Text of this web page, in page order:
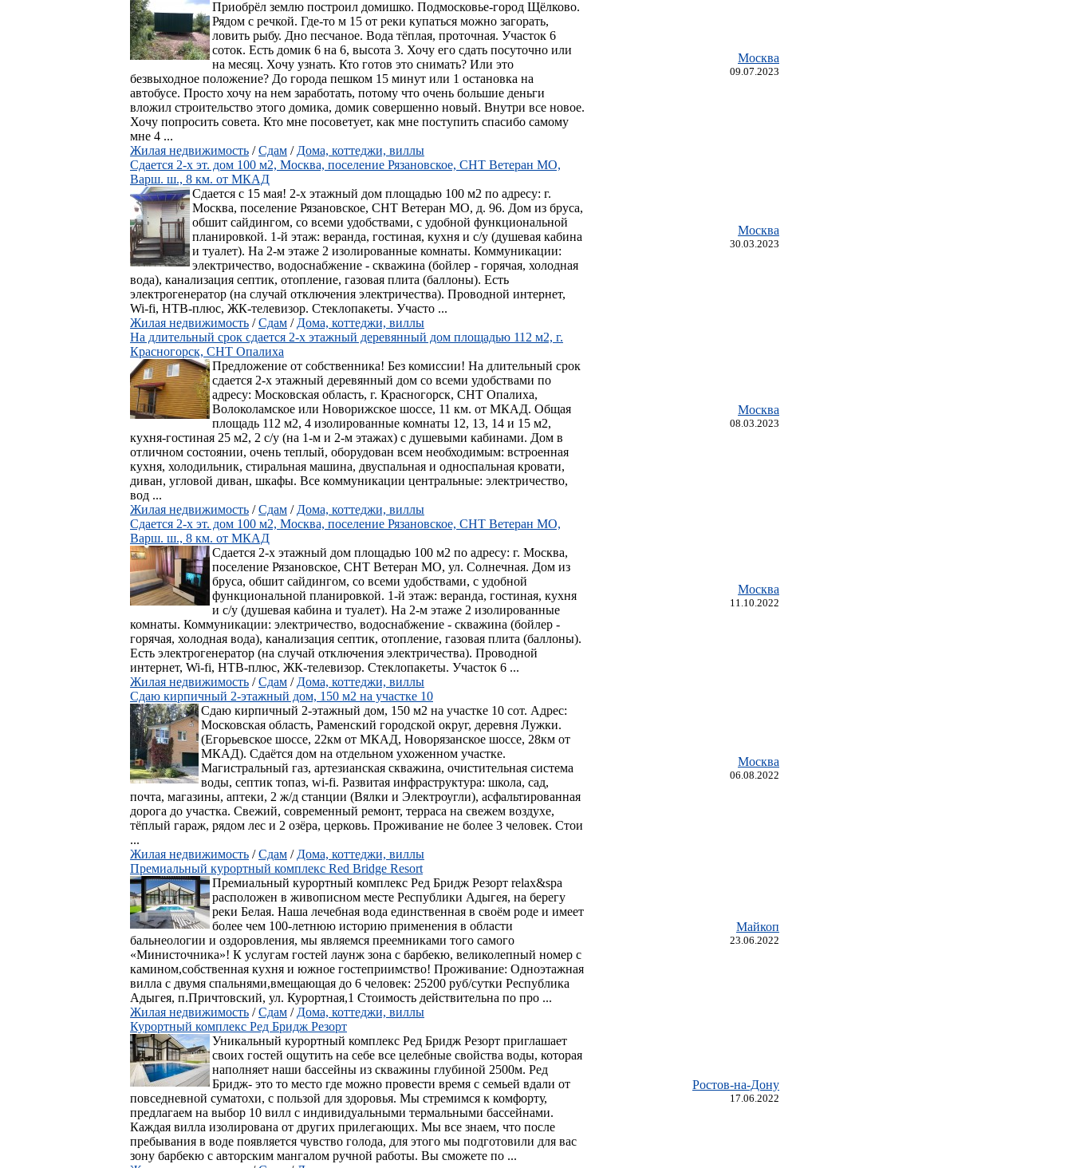
Приобрёл землю построил домишко. Подмосковье-город Щёлково.
Рядом с речкой. Где-то м 15 от реки купаться можно загорать,
ловить рыбу. Дно песчаное. Вода тёплая, проточная. Участок 6
соток. Есть домик 6 на 6, высота 3. Хочу его сдать посуточно или
на месяц. Хочу узнать. Кто готов это снимать? Или это
безвыходное положение? До города пешком 15 минут или 1 остановка на
автобусе. Просто хочу на нем заработать, потому что очень большие деньги
вложил строительство этого домика, домик совершенно новый. Внутри все новое.
Хочу попросить совета. Кто мне посоветует, как мне поступить спасибо самому
мне 4 ...
Москва
09.07.2023
Жилая недвижимость /Сдам / Дома, коттеджи, виллы
Сдается 2-х эт. дом 100 м2, Москва, поселение Рязановское, СНТ Ветеран МО,
Варш. ш., 8 км. от МКАД
Сдается с 15 мая! 2-х этажный дом площадью 100 м2 по адресу: г.
Москва, поселение Рязановское, СНТ Ветеран МО, д. 96. Дом из бруса,
обшит сайдингом, со всеми удобствами, с удобной функциональной
планировкой. 1-й этаж: веранда, гостиная, кухня и с/у (душевая кабина
и туалет). На 2-м этаже 2 изолированные комнаты. Коммуникации:
электричество, водоснабжение - скважина (бойлер - горячая, холодная
вода), канализация септик, отопление, газовая плита (баллоны). Есть
электрогенератор (на случай отключения электричества). Проводной интернет,
Wi-fi, НТВ-плюс, ЖК-телевизор. Стеклопакеты. Участо ...
Москва
30.03.2023
Жилая недвижимость /Сдам / Дома, коттеджи, виллы
На длительный срок сдается 2-х этажный деревянный дом площадью 112 м2, г.
Красногорск, СНТ Опалиха
Предложение от собственника! Без комиссии! На длительный срок
сдается 2-х этажный деревянный дом со всеми удобствами по
адресу: Московская область, г. Красногорск, СНТ Опалиха,
Волоколамское или Новорижское шоссе, 11 км. от МКАД. Общая
площадь 112 м2, 4 изолированные комнаты 12, 13, 14 и 15 м2,
кухня-гостиная 25 м2, 2 с/у (на 1-м и 2-м этажах) с душевыми кабинами. Дом в
отличном состоянии, очень теплый, оборудован всем необходимым: встроенная
кухня, холодильник, стиральная машина, двуспальная и односпальная кровати,
диван, угловой диван, шкафы. Все коммуникации центральные: электричество,
вод ...
Москва
08.03.2023
Жилая недвижимость /Сдам / Дома, коттеджи, виллы
Сдается 2-х эт. дом 100 м2, Москва, поселение Рязановское, СНТ Ветеран МО,
Варш. ш., 8 км. от МКАД
Сдается 2-х этажный дом площадью 100 м2 по адресу: г. Москва,
поселение Рязановское, СНТ Ветеран МО, ул. Солнечная. Дом из
бруса, обшит сайдингом, со всеми удобствами, с удобной
функциональной планировкой. 1-й этаж: веранда, гостиная, кухня
и с/у (душевая кабина и туалет). На 2-м этаже 2 изолированные
комнаты. Коммуникации: электричество, водоснабжение - скважина (бойлер -
горячая, холодная вода), канализация септик, отопление, газовая плита (баллоны).
Есть электрогенератор (на случай отключения электричества). Проводной
интернет, Wi-fi, НТВ-плюс, ЖК-телевизор. Стеклопакеты. Участок 6 ...
Москва
11.10.2022
Жилая недвижимость /Сдам / Дома, коттеджи, виллы
Сдаю кирпичный 2-этажный дом, 150 м2 на участке 10
Сдаю кирпичный 2-этажный дом, 150 м2 на участке 10 сот. Адрес:
Московская область, Раменский городской округ, деревня Лужки.
(Егорьевское шоссе, 22км от МКАД, Новорязанское шоссе, 28км от
МКАД). Сдаётся дом на отдельном ухоженном участке.
Магистральный газ, артезианская скважина, очистительная система
воды, септик топаз, wi-fi. Развитая инфраструктура: школа, сад,
почта, магазины, аптеки, 2 ж/д станции (Вялки и Электроугли), асфальтированная
дорога до участка. Свежий, современный ремонт, терраса на свежем воздухе,
тёплый гараж, рядом лес и 2 озёра, церковь. Проживание не более 3 человек. Стои
...
Москва
06.08.2022
Жилая недвижимость /Сдам / Дома, коттеджи, виллы
Премиальный курортный комплекс Red Bridge Resort
Премиальный курортный комплекс Ред Бридж Резорт relax&spa
pасположен в живописном месте Республики Адыгея, на берегу
реки Белая. Наша лечебная вода единственная в своём poдe и имеет
более чем 100-летнюю историю применения в области
бальнеологии и оздоровления, мы являемся преемниками того самого
«Министочника»! К услугам гостей лаунж зона с барбекю, великолепный номер с
камином,собственная кухня и южное гостеприимство! Проживание: Одноэтажная
вилла с двумя спальнями,вмещающая до 6 человек: 25200 руб/сутки Республика
Адыгея, п.Причтовский, ул. Курортная,1 Стоимость действительна по про ...
Майкоп
23.06.2022
Жилая недвижимость /Сдам / Дома, коттеджи, виллы
Курортный комплекс Ред Бридж Резорт
Уникальный курортный комплекс Ред Бридж Резорт приглашает
своих гостей ощутить на себе все целебные свойства воды, которая
наполняет наши бассейны из скважины глубиной 2500м. Ред
Бридж- это то место где можно провести время с семьей вдали от
повседневной суматохи, с пользой для здоровья. Мы стремимся к комфорту,
предлагаем на выбор 10 вилл с индивидуальными термальными бассейнами.
Каждая вилла изолирована от других прилегающих. Мы все знаем, что после
пребывания в воде появляется чувство голода, для этого мы подготовили для вас
зону барбекю с авторским мангалом ручной работы. Вы сможете по ...
Ростов-на-Дону
17.06.2022